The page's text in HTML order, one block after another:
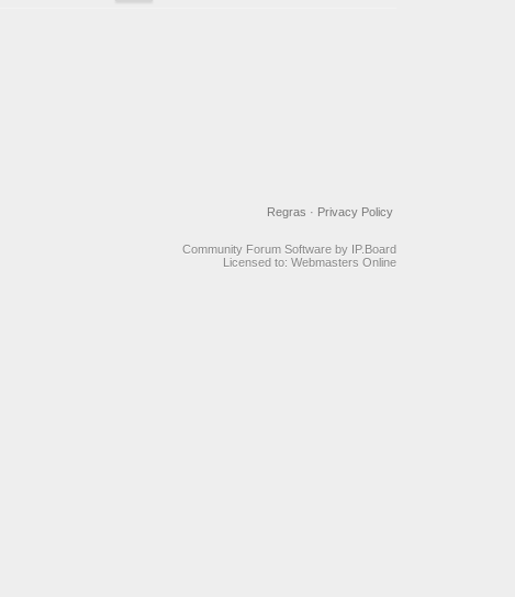
Privacy Policy
Regras ·
Community Forum Software by IP.Board
Licensed to: Webmasters Online